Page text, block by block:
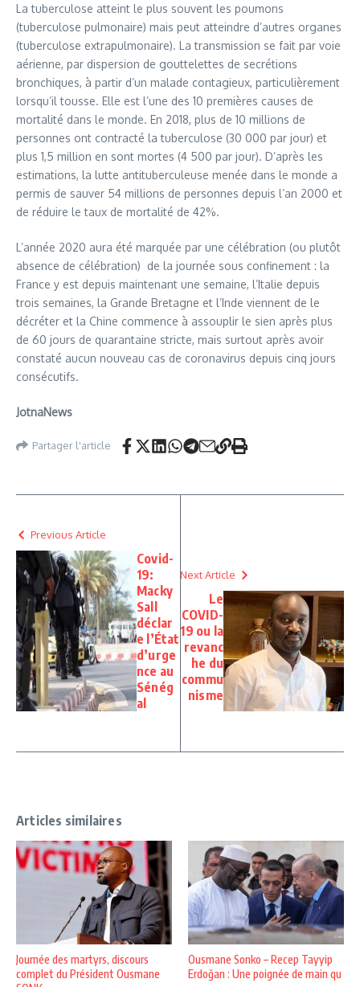
La tuberculose atteint le plus souvent les poumons
(tuberculose pulmonaire) mais peut atteindre d’autres organes
(tuberculose extrapulmonaire). La transmission se fait par voie
aérienne, par dispersion de gouttelettes de secrétions
bronchiques, à partir d’un malade contagieux, particulièrement
lorsqu’il tousse. Elle est l’une des 10 premières causes de
mortalité dans le monde. En 2018, plus de 10 millions de
personnes ont contracté la tuberculose (30 000 par jour) et
plus 1,5 million en sont mortes (4 500 par jour). D’après les
estimations, la lutte antituberculeuse menée dans le monde a
permis de sauver 54 millions de personnes depuis l’an 2000 et
de réduire le taux de mortalité de 42%.
L’année 2020 aura été marquée par une célébration (ou plutôt
absence de célébration) de la journée sous confinement : la
France y est depuis maintenant une semaine, l’Italie depuis
trois semaines, la Grande Bretagne et l’Inde viennent de le
décréter et la Chine commence à assouplir le sien après plus
de 60 jours de quarantaine stricte, mais surtout après avoir
constaté aucun nouveau cas de coronavirus depuis cinq jours
consécutifs.
JotnaNews
Partager l'article
Previous Article
Covid-
19:
Macky
Sall
déclar
e l’État
d’urge
nce au
Sénég
al
Next Article
Le
COVID-
19 ou la
revanc
he du
commu
nisme
Articles similaires
Journée des martyrs, discours
complet du Président Ousmane
Ousmane Sonko – Recep Tayyip
Erdoğan : Une poignée de main qu